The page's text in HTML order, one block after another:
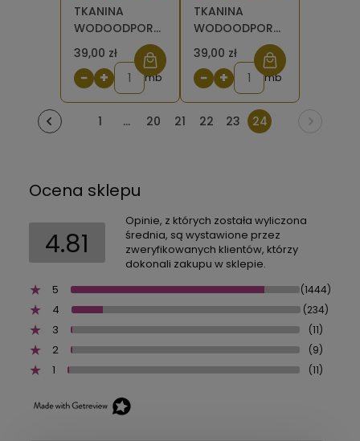
TKANINA
WODOODPORNA
OXFORD
Trójkąciki
kolorowe [6-8]
39,00 zł
− + mb
TKANINA
WODOODPORNA
Misie w lesie
[6-8]
39,00 zł
− + mb
1 ... 20 21 22 23 24
Ocena sklepu
4.81
Opinie, z których została wyliczona
średnia, są wystawione przez
zweryfikowanych klientów, którzy
dokonali zakupu w sklepie.
5
(1444)
4 (234)
3 (11)
2 (9)
1 (11)